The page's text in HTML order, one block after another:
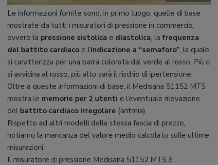
Le informazioni fornite sono, in primo luogo, quelle di base
mostrate da tutti i misuratori di pressione in commercio,
ovvero la pressione sistolica e diastolica, la frequenza
del battito cardiaco e l’indicazione a “semaforo”, la quale
si caratterizza per una barra colorata dal verde al rosso. Più ci
si avvicina al rosso, più alto sarà il rischio di ipertensione.
Oltre a queste informazioni di base, il Medisana 51152 MTS
mostra le memorie per 2 utenti e l’eventuale rilevazione
del battito cardiaco irregolare (aritmia).
Rispetto ad altri modelli della stessa fascia di prezzo,
notiamo la mancanza del valore medio calcolato sulle ultime
misurazioni.
Il misuratore di pressione Medisana 51152 MTS è